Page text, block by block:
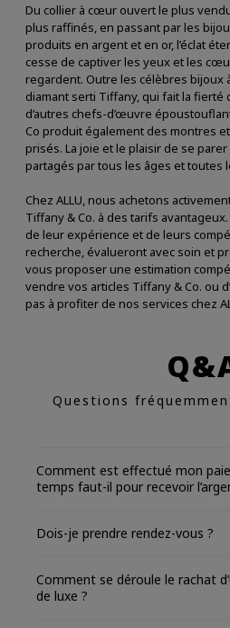
Du collier à cœur ouvert le plus
plus raffinés, en passant par les
produits en argent et en or, l’éclat
cesse de captiver les yeux et les
regardent. Outre les célèbres bijoux
diamant serti Tiffany, qui fait la fierté
d’autres chefs-d’œuvre
Co produit également des montres
prisés. La joie et le plaisir de se
partagés par tous les âges et toutes
Chez ALLU, nous achetons
Tiffany & Co. à des tarifs
de leur expérience et de leurs
recherche, évalueront avec soin et
vous proposer une estimation
vendre vos articles Tiffany & Co. ou
pas à profiter de nos services chez
Questions
Comment est effectué mon
temps faut-il pour recevoir
Dois-je prendre rendez-vous ?
Comment se déroule le rachat
de luxe ?